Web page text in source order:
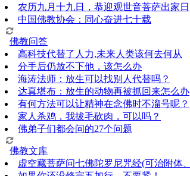
农历九月十九日，恭迎观世音菩萨出家日
中国佛教协会：同心奋进七十载
佛教问答
高科技代替了人力,未来人类该何去何从
分手后仍放不下他，该怎么办
海涛法师：放生可以找别人代替吗？
达真堪布：放生的动物再被抓回来怎么办
有何方法可以让精神在念佛时不溜号呢？
家人杀鸡，我拔毛砍肉，可以吗？
佛弟子们都会问的27个问题
佛教文库
虚空藏菩萨问七佛陀罗尼咒经(可治附体、